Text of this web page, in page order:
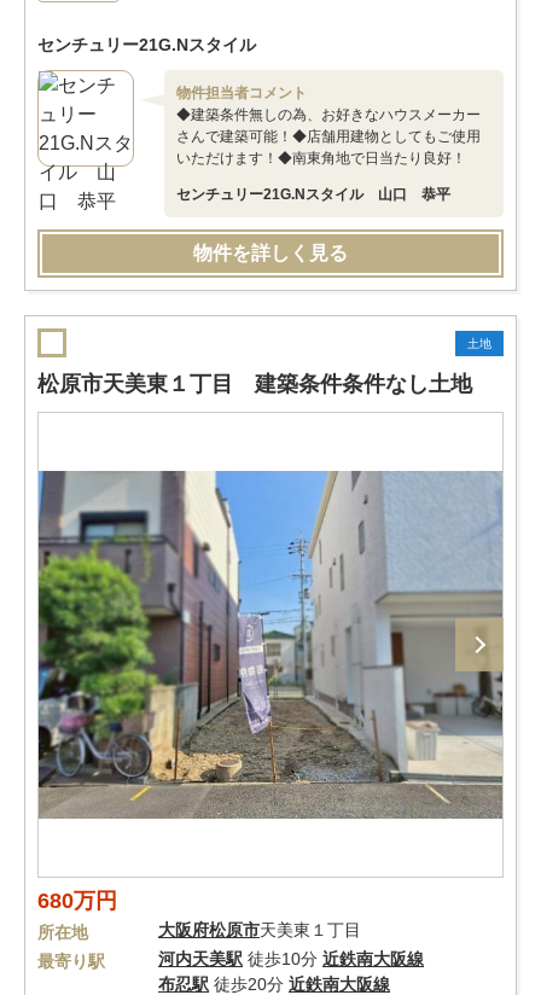
センチュリー21G.Nスタイル
物件担当者コメント
◆建築条件無しの為、お好きなハウスメーカー
さんで建築可能！◆店舗用建物としてもご使用
いただけます！◆南東角地で日当たり良好！
センチュリー21G.Nスタイル 山口 恭平
物件を詳しく見る
土地
松原市天美東１丁目 建築条件条件なし土地
680万円
所在地 大阪府松原市天美東１丁目
最寄り駅
河内天美駅 徒歩10分 近鉄南大阪線
布忍駅 徒歩20分 近鉄南大阪線